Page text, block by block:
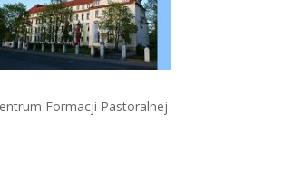
Formacji Pastoralnej